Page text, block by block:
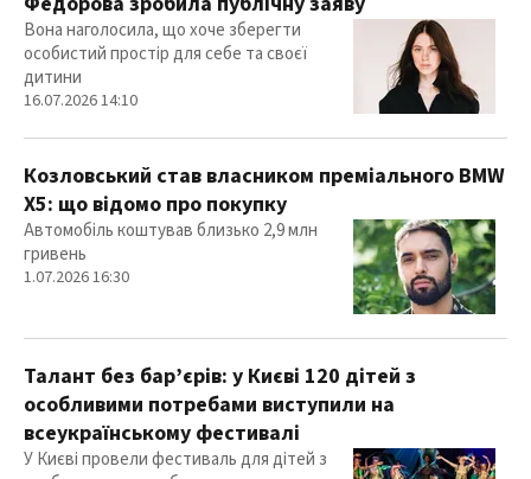
Вона наголосила, що хоче зберегти
особистий простір для себе та своєї
дитини
16.07.2026 14:10
Козловський став власником преміального BMW
X5: що відомо про покупку
Автомобіль коштував близько 2,9 млн
гривень
1.07.2026 16:30
Талант без бар’єрів: у Києві 120 дітей з
особливими потребами виступили на
всеукраїнському фестивалі
У Києві провели фестиваль для дітей з